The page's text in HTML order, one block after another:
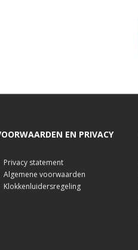
EN PRIVACY
Privacy statement
Algemene voorwaarden
Klokkenluidersregeling